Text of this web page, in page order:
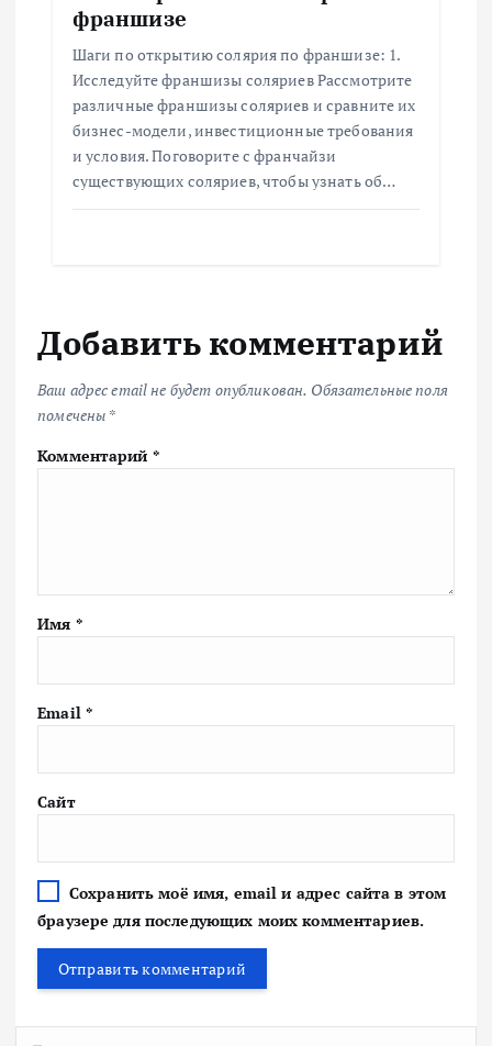
франшизе
Шаги по открытию солярия по франшизе: 1.
Исследуйте франшизы соляриев Рассмотрите
различные франшизы соляриев и сравните их
бизнес-модели, инвестиционные требования
и условия. Поговорите с франчайзи
существующих соляриев, чтобы узнать об…
Добавить комментарий
Ваш адрес email не будет опубликован. Обязательные поля
помечены *
Комментарий *
Имя *
Email *
Сайт
Сохранить моё имя, email и адрес сайта в этом
браузере для последующих моих комментариев.